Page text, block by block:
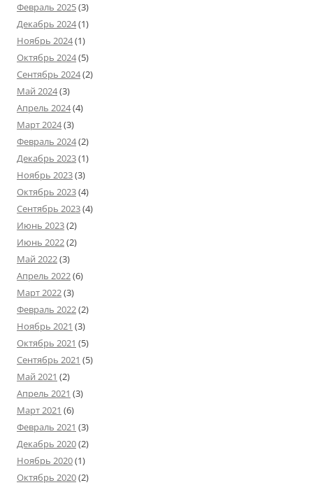
Февраль 2025(3)
Декабрь 2024(1)
Ноябрь 2024(1)
Октябрь 2024(5)
Сентябрь 2024(2)
Май 2024(3)
Апрель 2024(4)
Март 2024(3)
Февраль 2024(2)
Декабрь 2023(1)
Ноябрь 2023(3)
Октябрь 2023(4)
Сентябрь 2023(4)
Июнь 2023(2)
Июнь 2022(2)
Май 2022(3)
Апрель 2022(6)
Март 2022(3)
Февраль 2022(2)
Ноябрь 2021 (3)
Октябрь 2021 (5)
Сентябрь 2021 (5)
Май 2021 (2)
Апрель 2021 (3)
Март 2021 (6)
Февраль 2021 (3)
Декабрь 2020(2)
Ноябрь 2020(1)
Октябрь 2020(2)